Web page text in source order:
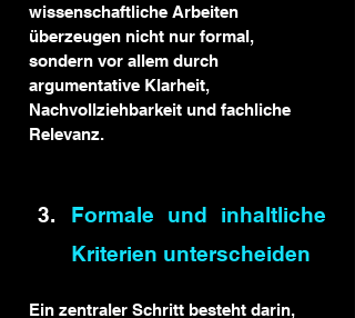
wissenschaftliche Arbeiten
überzeugen nicht nur formal,
sondern vor allem durch
argumentative Klarheit,
Nachvollziehbarkeit und fachliche
Relevanz.
Formale und inhaltliche
Kriterien unterscheiden
Ein zentraler Schritt besteht darin,